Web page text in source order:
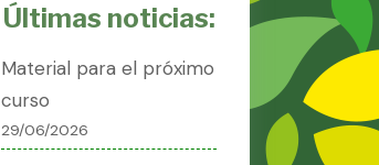
Últimas noticias:
Material para el próximo
curso
29/06/2026